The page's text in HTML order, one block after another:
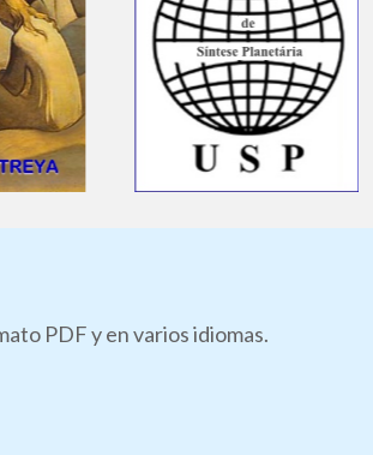
PDF y en varios idiomas.